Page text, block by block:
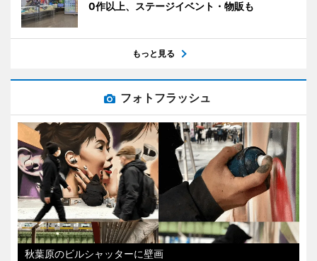
0作以上、ステージイベント・物販も
もっと見る
フォトフラッシュ
秋葉原のビルシャッターに壁画